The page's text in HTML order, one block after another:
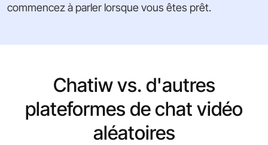
commencez à parler lorsque vous êtes prêt.
Chatiw vs. d'autres
plateformes de chat vidéo
aléatoires